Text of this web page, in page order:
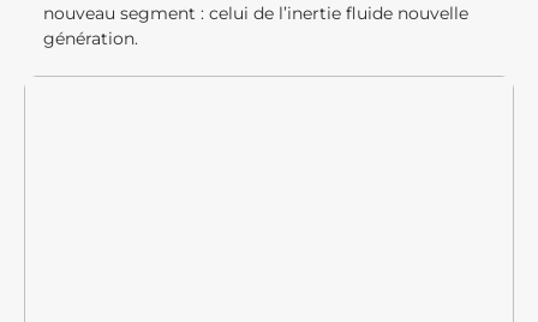
nouveau segment : celui de l’inertie fluide nouvelle
génération.